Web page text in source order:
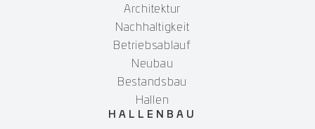
Architektur
Nachhaltigkeit
Betriebsablauf
Neubau
Bestandsbau
Hallen
HALLENBAU